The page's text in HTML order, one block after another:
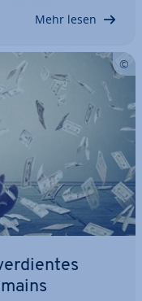
Mehr lesen